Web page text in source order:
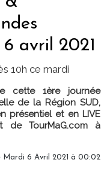
avril 2021
10h ce mardi
cette 1ère journée
de la Région SUD,
présentiel et en LIVE
de TourMaG.com à
Mardi 6 Avril 2021 à 00:02